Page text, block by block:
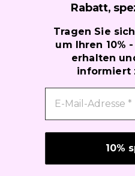
Rabatt,
Tragen Sie
um Ihren 10%
erhalten
informiert